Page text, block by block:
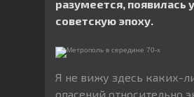
разумеется, появилась
советскую эпоху.
Я не вижу здесь каких-
опасений относительно